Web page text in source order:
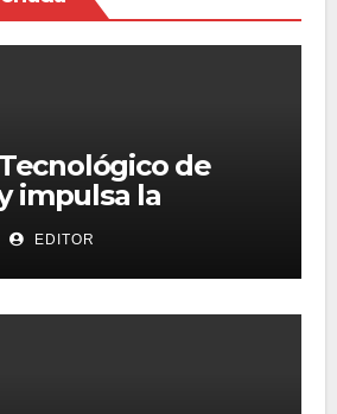
de
impulsa la
de la
superior
a más de 7.8
personas
EDITOR